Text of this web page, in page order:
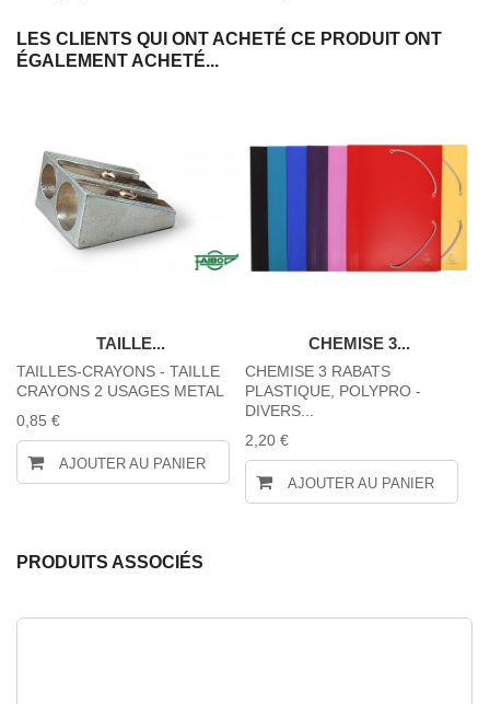
LES CLIENTS QUI ONT ACHETÉ CE PRODUIT ONT
ÉGALEMENT ACHETÉ...
TAILLE...
TAILLES-CRAYONS - TAILLE
CRAYONS 2 USAGES METAL
0,85 €
AJOUTER AU PANIER
CHEMISE 3...
CHEMISE 3 RABATS
PLASTIQUE, POLYPRO -
DIVERS...
2,20 €
AJOUTER AU PANIER
PRODUITS ASSOCIÉS